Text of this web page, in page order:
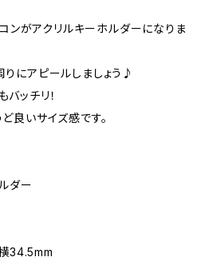
ンがアクリルキーホルダーになりま
りにアピールしましょう♪
ッチリ！
良いサイズ感です。
ダー
34.5mm